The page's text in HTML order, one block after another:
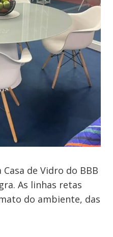
de Vidro do BBB
As linhas retas
do ambiente, das